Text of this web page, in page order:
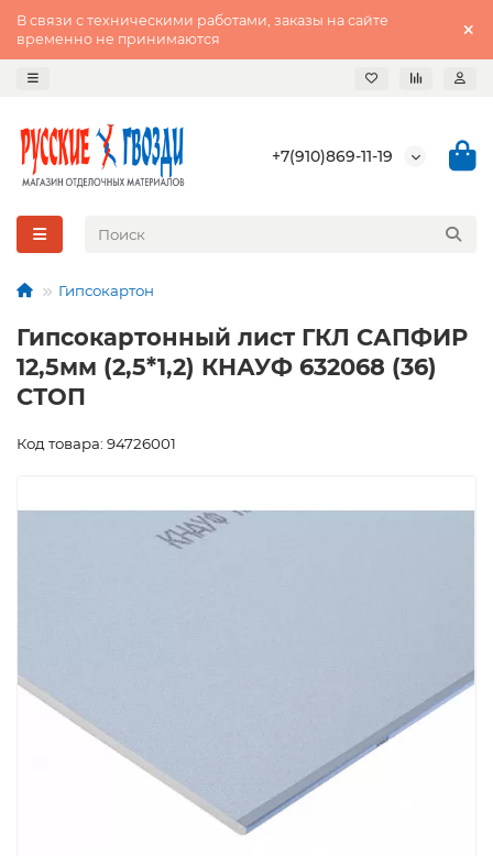
В связи с техническими работами, заказы на сайте
временно не принимаются
+7(910)869-11-19
Гипсокартон
Гипсокартонный лист ГКЛ САПФИР
12,5мм (2,5*1,2) КНАУФ 632068 (36)
СТОП
Код товара: 94726001